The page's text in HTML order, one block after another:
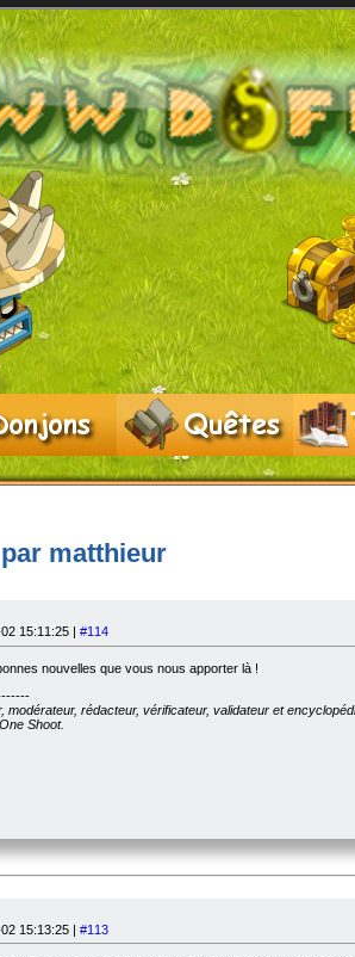
matthieur
15:11:25 | #114
nouvelles que vous nous apporter là !
modérateur, rédacteur, vérificateur, validateur et
Shoot.
15:13:25 | #113